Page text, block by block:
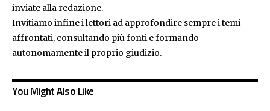
inviate alla redazione.
Invitiamo infine i lettori ad approfondire sempre i temi
affrontati, consultando più fonti e formando
autonomamente il proprio giudizio.
You Might Also Like